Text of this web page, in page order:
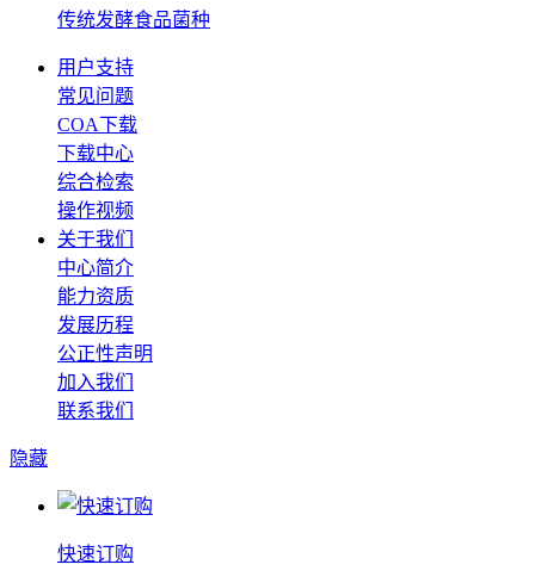
传统发酵食品菌种
用户支持
常见问题
COA下载
下载中心
综合检索
操作视频
关于我们
中心简介
能力资质
发展历程
公正性声明
加入我们
联系我们
隐藏
快速订购